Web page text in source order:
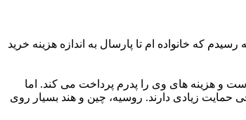
که خانواده ام تا پارسال به اندازه هزینه خرید
و هزینه های وی را پدرم پرداخت می کند. اما
زیادی دارند. روسیه، چین و هند بسیار روی